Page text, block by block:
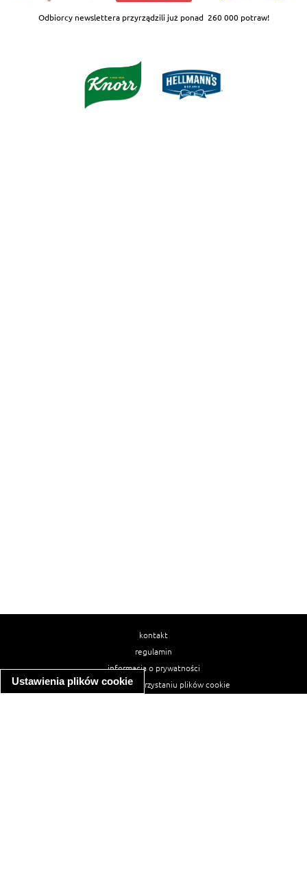
Ustawienia plików cookie
Odbiorcy newslettera przyrządzili już ponad 260 000 potraw!
kontakt
regulamin
informacja o prywatności
informacja o wykorzystaniu plików cookie